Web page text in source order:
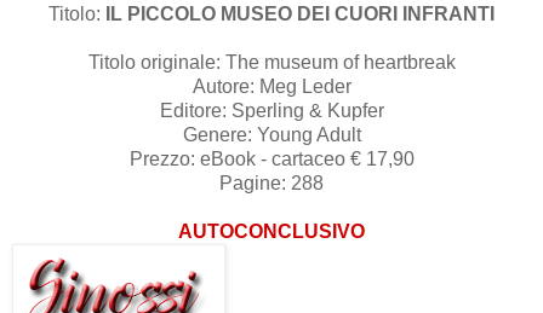
Titolo: IL PICCOLO MUSEO DEI CUORI INFRANTI
Titolo originale: The museum of heartbreak
Autore: Meg Leder
Editore: Sperling & Kupfer
Genere: Young Adult
Prezzo: eBook - cartaceo € 17,90
Pagine: 288
AUTOCONCLUSIVO